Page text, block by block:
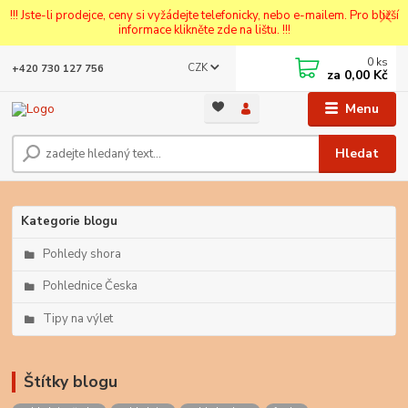
!!! Jste-li prodejce, ceny si vyžádejte telefonicky, nebo e-mailem. Pro bližší
informace klikněte zde na lištu. !!!
Menu
CZK
Hledat
+420 730 127 756 0 ks
za 0,00 Kč
Kategorie blogu
Pohledy shora
Pohlednice Česka
Tipy na výlet
Štítky blogu